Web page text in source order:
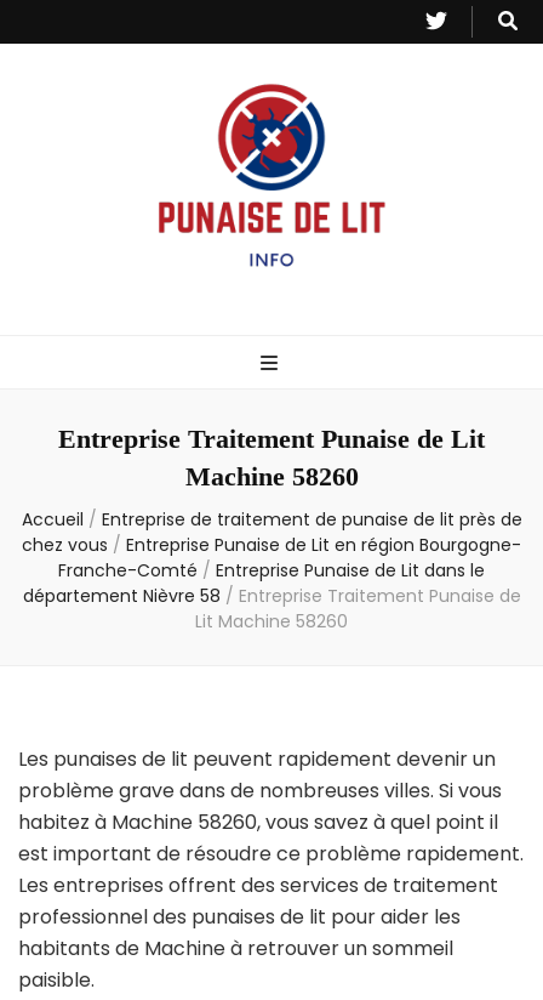
– Info
Entreprise Traitement Punaise de Lit
Machine 58260
Accueil / Entreprise de traitement de punaise de lit près de
chez vous / Entreprise Punaise de Lit en région Bourgogne-
Franche-Comté / Entreprise Punaise de Lit dans le
département Nièvre 58 / Entreprise Traitement Punaise de
Lit Machine 58260
Les punaises de lit peuvent rapidement devenir un
problème grave dans de nombreuses villes. Si vous
habitez à Machine 58260, vous savez à quel point il
est important de résoudre ce problème rapidement.
Les entreprises offrent des services de traitement
professionnel des punaises de lit pour aider les
habitants de Machine à retrouver un sommeil
paisible.